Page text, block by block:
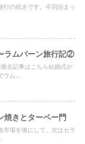
行の続きです。今回泊まっ
ラムパーン旅行記②
去記事はこちら結婚式が
ラム...
きとターペー門
市場を後にして、次はセラ